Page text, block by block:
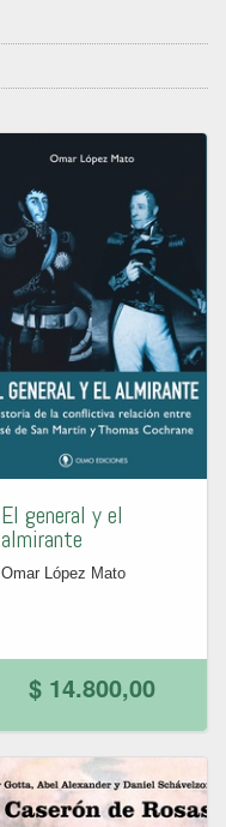
El general y el
almirante
Omar López Mato
$ 14.800,00